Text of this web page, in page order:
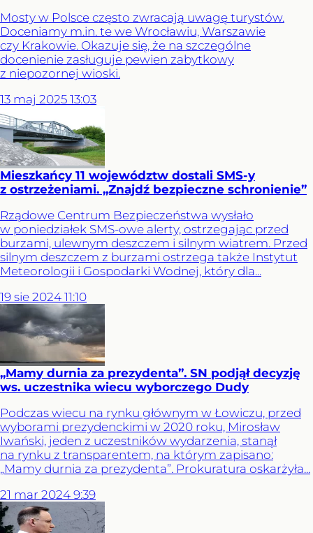
Mosty w Polsce często zwracają uwagę turystów.
Doceniamy m.in. te we Wrocławiu, Warszawie
czy Krakowie. Okazuje się, że na szczególne
docenienie zasługuje pewien zabytkowy
z niepozornej wioski.
13 maj 2025 13:03
Mieszkańcy 11 województw dostali SMS-y
z ostrzeżeniami. „Znajdź bezpieczne schronienie”
Rządowe Centrum Bezpieczeństwa wysłało
w poniedziałek SMS-owe alerty, ostrzegając przed
burzami, ulewnym deszczem i silnym wiatrem. Przed
silnym deszczem z burzami ostrzega także Instytut
Meteorologii i Gospodarki Wodnej, który dla...
19 sie 2024 11:10
„Mamy durnia za prezydenta”. SN podjął decyzję
ws. uczestnika wiecu wyborczego Dudy
Podczas wiecu na rynku głównym w Łowiczu, przed
wyborami prezydenckimi w 2020 roku, Mirosław
Iwański, jeden z uczestników wydarzenia, stanął
na rynku z transparentem, na którym zapisano:
„Mamy durnia za prezydenta”. Prokuratura oskarżyła...
21 mar 2024 9:39